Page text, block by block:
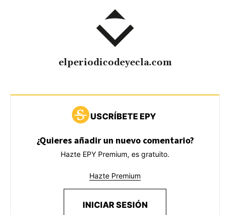
elperiodicodeyecla.com
USCRÍBETE EPY
¿Quieres añadir un nuevo comentario?
Hazte EPY Premium, es gratuito.
Hazte Premium
INICIAR SESIÓN